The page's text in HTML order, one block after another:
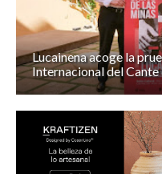
Lucainena acoge la
Internacional del Cante